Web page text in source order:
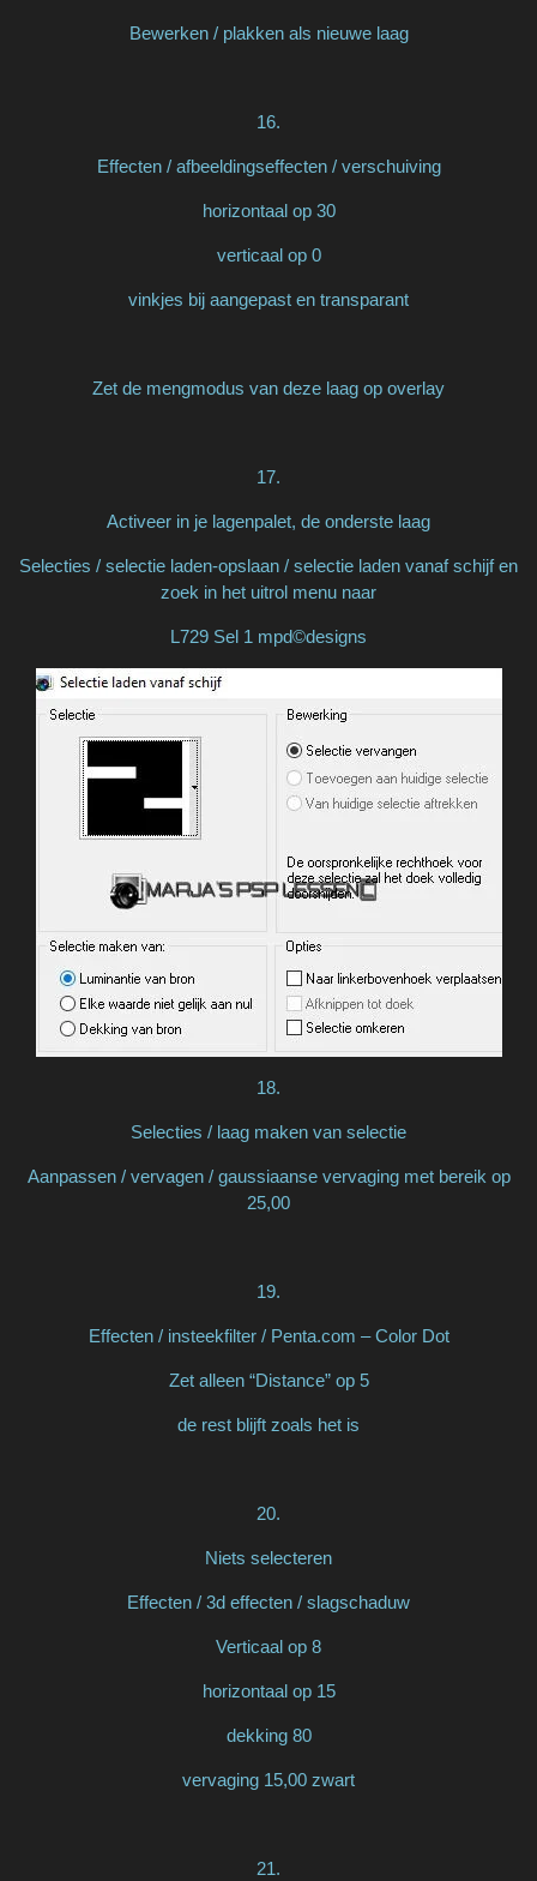
Bewerken / plakken als nieuwe laag
16.
Effecten / afbeeldingseffecten / verschuiving
horizontaal op 30
verticaal op 0
vinkjes bij aangepast en transparant
Zet de mengmodus van deze laag op overlay
17.
Activeer in je lagenpalet, de onderste laag
Selecties / selectie laden-opslaan / selectie laden vanaf schijf en
zoek in het uitrol menu naar
L729 Sel 1 mpd©designs
18.
Selecties / laag maken van selectie
Aanpassen / vervagen / gaussiaanse vervaging met bereik op
25,00
19.
Effecten / insteekfilter / Penta.com – Color Dot
Zet alleen “Distance” op 5
de rest blijft zoals het is
20.
Niets selecteren
Effecten / 3d effecten / slagschaduw
Verticaal op 8
horizontaal op 15
dekking 80
vervaging 15,00 zwart
21.